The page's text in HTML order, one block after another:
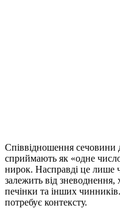
Співвідношення сечовини
сприймають як «одне
нирок. Насправді це лише
залежить від зневоднення,
печінки та інших
потребує контексту.